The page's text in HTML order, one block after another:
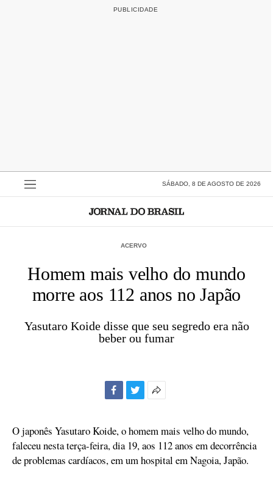
SÁBADO, 8 DE AGOSTO DE 2026
ACERVO
Homem mais velho do mundo
morre aos 112 anos no Japão
Yasutaro Koide disse que seu segredo era não
beber ou fumar
compartilhamento
O japonês Yasutaro Koide, o homem mais velho do mundo,
faleceu nesta terça-feira, dia 19, aos 112 anos em decorrência
de problemas cardíacos, em um hospital em Nagoia, Japão.